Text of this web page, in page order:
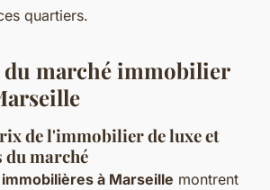
quartiers.
du marché immobilier
de l'immobilier de luxe et
du marché
à Marseille montrent